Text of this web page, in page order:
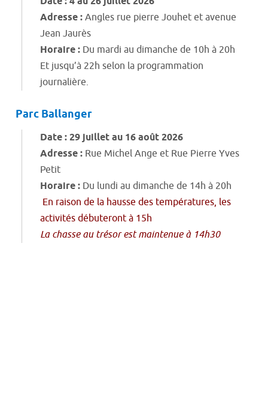
Adresse : Angles rue pierre Jouhet et avenue
Jean Jaurès
Horaire : Du mardi au dimanche de 10h à 20h
Et jusqu’à 22h selon la programmation
journalière.
Parc Ballanger
Date : 29 juillet au 16 août 2026
Adresse : Rue Michel Ange et Rue Pierre Yves
Petit
Horaire : Du lundi au dimanche de 14h à 20h
En raison de la hausse des températures, les
activités débuteront à 15h
La chasse au trésor est maintenue à 14h30